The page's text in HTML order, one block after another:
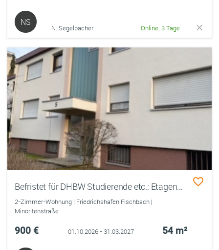
NS
N. Segelbacher Online: 3 Tage
Befristet für DHBW Studierende etc.: Etagenwohnung in Friedrichshafen Fischbach 54m2
2-Zimmer-Wohnung | Friedrichshafen Fischbach |
Minoritenstraße
900 € 01.10.2026 - 31.03.2027 54 m²